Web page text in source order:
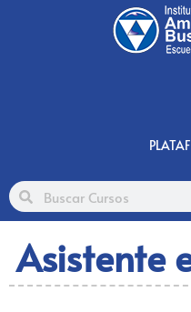
Asistente